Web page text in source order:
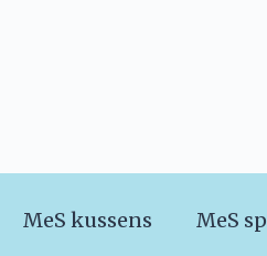
MeS kussens MeS